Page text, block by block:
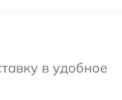
в удобное